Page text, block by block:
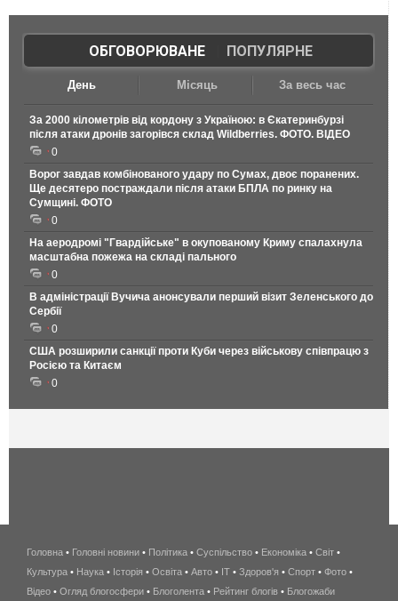
ОБГОВОРЮВАНЕ| ПОПУЛЯРНЕ
День Місяць За весь час
За 2000 кілометрів від кордону з Україною: в Єкатеринбурзі
після атаки дронів загорівся склад Wildberries. ФОТО. ВІДЕО
0
Ворог завдав комбінованого удару по Сумах, двоє поранених.
Ще десятеро постраждали після атаки БПЛА по ринку на
Сумщині. ФОТО
0
На аеродромі "Гвардійське" в окупованому Криму спалахнула
масштабна пожежа на складі пального
0
В адміністрації Вучича анонсували перший візит Зеленського до
Сербії
0
США розширили санкції проти Куби через військову співпрацю з
Росією та Китаєм
0
беспроводной
интернет
киев
Головна • Головні новини • Політика • Суспільство • Економіка • Світ •
Культура • Наука • Історія • Освіта • Авто • IT • Здоров'я • Спорт • Фото •
Відео • Огляд блогосфери • Блоголента • Рейтинг блогів • Блогожаби